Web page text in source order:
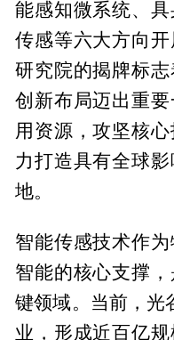
能感知微系统、
传感等六大方向开
研究院的揭牌标
创新布局迈出重
用资源，攻坚核
力打造具有全球
地。
智能传感技术作
智能的核心支撑
键领域。当前，光
业，形成近百亿